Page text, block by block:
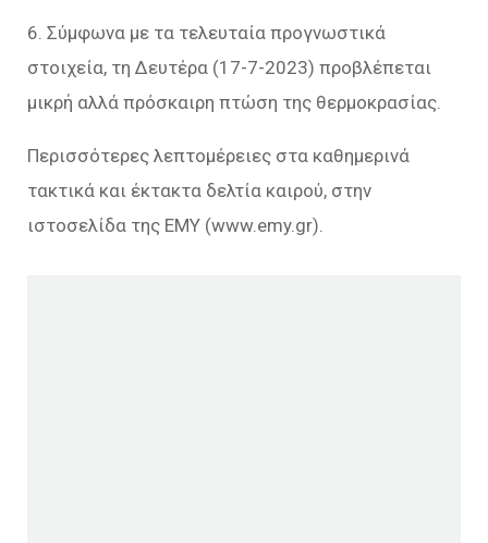
6. Σύμφωνα με τα τελευταία προγνωστικά
στοιχεία, τη Δευτέρα (17-7-2023) προβλέπεται
μικρή αλλά πρόσκαιρη πτώση της θερμοκρασίας.
Περισσότερες λεπτομέρειες στα καθημερινά
τακτικά και έκτακτα δελτία καιρού, στην
ιστοσελίδα της ΕΜΥ (www.emy.gr).